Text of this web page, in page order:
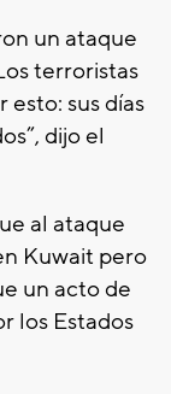
un ataque
terroristas
esto: sus días
dijo el
al ataque
Kuwait pero
un acto de
los Estados